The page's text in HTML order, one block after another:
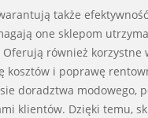
także
one sklepom
również korzystne
i poprawę
doradztwa modowego,
klientów. Dzięki temu,